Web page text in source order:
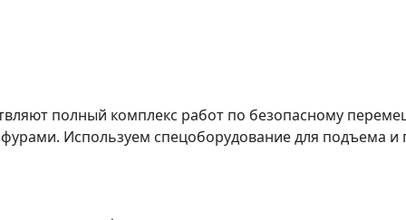
полный комплекс работ по безопасному
Используем спецоборудование для подъема и